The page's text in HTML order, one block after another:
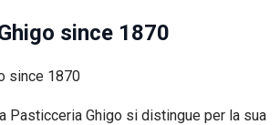
since 1870
Pasticceria Ghigo si distingue per la sua